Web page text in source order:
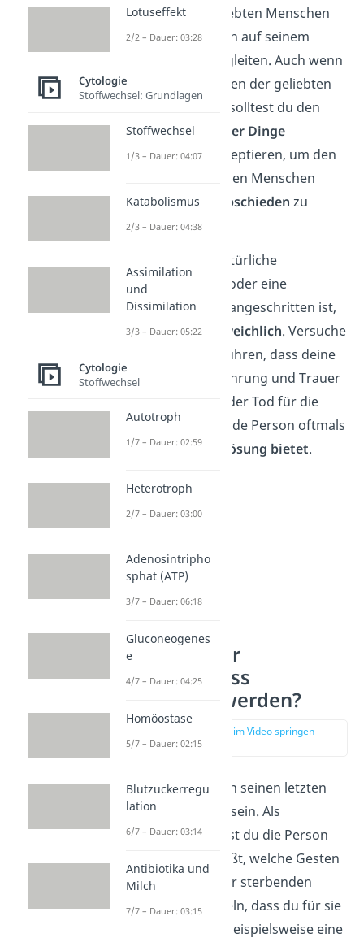
schwer, einen geliebten Menschen
loszulassen und ihn auf seinem
letzten Weg zu begleiten. Auch wenn
du dir das Überleben der geliebten
Person wünschst, solltest du den
natürlichen Lauf der Dinge
schlussendlich akzeptieren, um den
im Sterben liegenden Menschen
bestmöglich verabschieden zu
können.
Denn wenn der natürliche
Alterungsprozess oder eine
Krankheit weit vorangeschritten ist,
ist derTod unausweichlich. Versuche
dir vor Augen zu führen, dass deine
schmerzhafte Erfahrung und Trauer
gerechtfertigt ist, der Tod für die
kranke oder leidende Person oftmals
aber aucheine Erlösung bietet.
Wie kann der
Sterbeprozess
erleichtert werden?
zur Stelle im Video springen
(04:52)
Niemand möchte in seinen letzten
Momenten alleine sein. Als
Angehöriger kennst du die Person
am besten. Du weißt, welche Gesten
es benötigt, um der sterbenden
Person zu vermitteln, dass du für sie
da bist. Das kann beispielsweise eine
Lotuseffekt
2/2 – Dauer: 03:28
Cytologie
Stoffwechsel: Grundlagen
Stoffwechsel
1/3 – Dauer: 04:07
Katabolismus
2/3 – Dauer: 04:38
Assimilation
und
Dissimilation
3/3 – Dauer: 05:22
Cytologie
Stoffwechsel
Autotroph
1/7 – Dauer: 02:59
Heterotroph
2/7 – Dauer: 03:00
Adenosintripho
sphat (ATP)
3/7 – Dauer: 06:18
Gluconeogenes
e
4/7 – Dauer: 04:25
Homöostase
5/7 – Dauer: 02:15
Blutzuckerregu
lation
6/7 – Dauer: 03:14
Antibiotika und
Milch
7/7 – Dauer: 03:15